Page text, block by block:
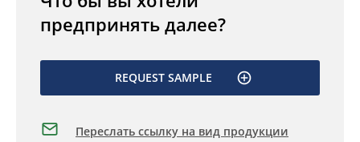
предпринять далее?
REQUEST SAMPLE
Переслать ссылку на вид продукции